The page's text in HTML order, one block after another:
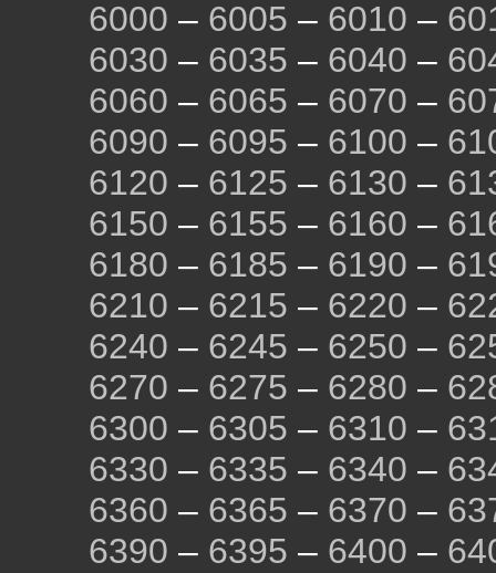
6000 – 6005 – 6010 –
6030 – 6035 – 6040 –
6060 – 6065 – 6070 –
6090 – 6095 – 6100 –
6120 – 6125 – 6130 –
6150 – 6155 – 6160 –
6180 – 6185 – 6190 –
6210 – 6215 – 6220 –
6240 – 6245 – 6250 –
6270 – 6275 – 6280 –
6300 – 6305 – 6310 –
6330 – 6335 – 6340 –
6360 – 6365 – 6370 –
6390 – 6395 – 6400 –